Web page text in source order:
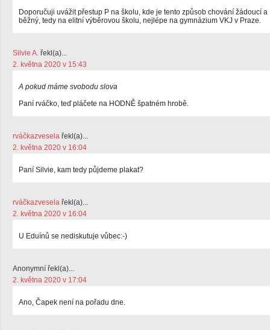
Doporučuji uvážit přestup P na školu, kde je tento způsob chování žádoucí a
běžný, tedy na elitní výběrovou školu, nejlépe na gymnázium VKJ v Praze.
Silvie A. řekl(a)...
2. května 2020 v 15:43
A pokud máme svobodu slova
Paní rváčko, teď pláčete na HODNĚ špatném hrobě.
rváčkazvesela řekl(a)...
2. května 2020 v 16:04
Paní Silvie, kam tedy půjdeme plakat?
rváčkazvesela řekl(a)...
2. května 2020 v 16:04
U Eduínů se nediskutuje vůbec:-)
Anonymní řekl(a)...
2. května 2020 v 17:04
Ano, Čapek není na pořadu dne.